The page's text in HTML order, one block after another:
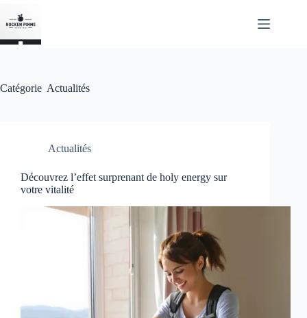
contenu
Catégorie Actualités
Actualités
Découvrez l’effet surprenant de holy energy sur
votre vitalité